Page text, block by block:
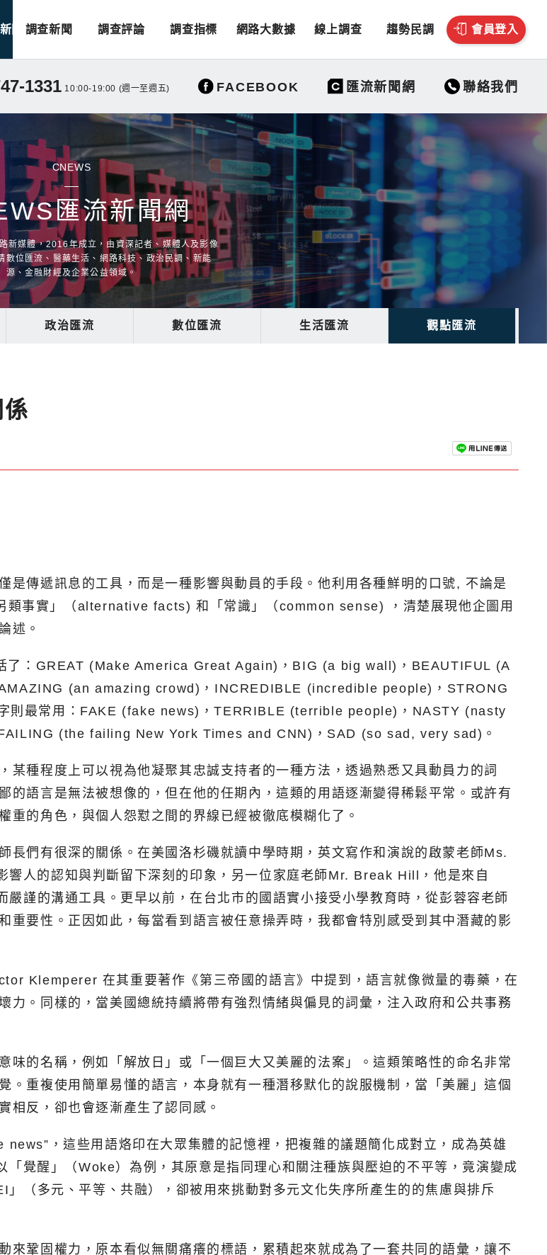
聞 調查新聞 調查評論 調查指標 網路大數據 線上調查 趨勢民調 會員登入
1331 10:00-19:00 (週一至週五) FACEBOOK 匯流新聞網 聯絡我們
CNEWS
匯流新聞網
新媒體，2016年成立，由資深記者、媒體人及影像
數位匯流、醫藥生活、網路科技、政治民調、新能
源、金融財經及企業公益領域。
政治匯流 數位匯流 生活匯流 觀點匯流
是傳遞訊息的工具，而是一種影響與動員的手段。他利用各種鮮明的口號, 不論是
事實」（alternative facts) 和「常識」（common sense) ，清楚展現他企圖用
述。
了：GREAT (Make America Great Again)，BIG (a big wall)，BEAUTIFUL (A
(an amazing crowd)，INCREDIBLE (incredible people)，STRONG
最常用：FAKE (fake news)，TERRIBLE (terrible people)，NASTY (nasty
(the failing New York Times and CNN)，SAD (so sad, very sad)。
種程度上可以視為他凝聚其忠誠支持者的一種方法，透過熟悉又具動員力的詞
的語言是無法被想像的，但在他的任期內，這類的用語逐漸變得稀鬆平常。或許有
的角色，與個人怨懟之間的界線已經被徹底模糊化了。
長們有很深的關係。在美國洛杉磯就讀中學時期，英文寫作和演說的啟蒙老師Ms.
人的認知與判斷留下深刻的印象，另一位家庭老師Mr. Break Hill，他是來自
謹的溝通工具。更早以前，在台北市的國語實小接受小學教育時，從彭蓉容老師
重要性。正因如此，每當看到語言被任意操弄時，我都會特別感受到其中潛藏的影
Klemperer 在其重要著作《第三帝國的語言》中提到，語言就像微量的毒藥，在
力。同樣的，當美國總統持續將帶有強烈情緒與偏見的詞彙，注入政府和公共事務
味的名稱，例如「解放日」或「一個巨大又美麗的法案」。這類策略性的命名非常
。重複使用簡單易懂的語言，本身就有一種潛移默化的說服機制，當「美麗」這個
相反，卻也會逐漸產生了認同感。
，這些用語烙印在大眾集體的記憶裡，把複雜的議題簡化成對立，成為英雄
覺醒」（Woke）為例，其原意是指同理心和關注種族與壓迫的不平等，竟演變成
（多元、平等、共融），卻被用來挑動對多元文化失序所產生的的焦慮與排斥
來鞏固權力，原本看似無關痛癢的標語，累積起來就成為了一套共同的語彙，讓不